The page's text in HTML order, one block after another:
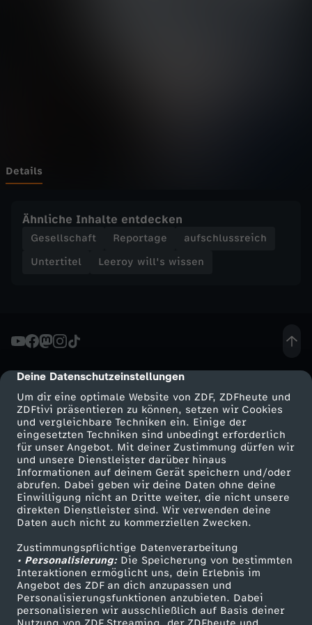
cmp-dialog-description
Deine Datenschutzeinstellungen
Um dir eine optimale Website von ZDF, ZDFheute und
ZDFtivi präsentieren zu können, setzen wir Cookies
und vergleichbare Techniken ein. Einige der
eingesetzten Techniken sind unbedingt erforderlich
für unser Angebot. Mit deiner Zustimmung dürfen wir
und unsere Dienstleister darüber hinaus
Informationen auf deinem Gerät speichern und/oder
abrufen. Dabei geben wir deine Daten ohne deine
Einwilligung nicht an Dritte weiter, die nicht unsere
direkten Dienstleister sind. Wir verwenden deine
Daten auch nicht zu kommerziellen Zwecken.
Zustimmungspflichtige Datenverarbeitung
• Personalisierung:Die Speicherung von bestimmten
Interaktionen ermöglicht uns, dein Erlebnis im
Angebot des ZDF an dich anzupassen und
Personalisierungsfunktionen anzubieten. Dabei
personalisieren wir ausschließlich auf Basis deiner
w
s
n
-
W
i
e
i
s
t
d
Details
Ähnliche Inhalte entdecken
Gesellschaft Reportage
aufschlussreich
Untertitel
Leeroy will's wissen
Mehr ZDF
ZDF-Apps
Smart TV
ZDFtext
Livestreams
Sendungen A-Z
TV-Programm
Service
ZDFmitreden
Kontakt zum ZDF
Tickets
Zuschauerservice
Hilfe